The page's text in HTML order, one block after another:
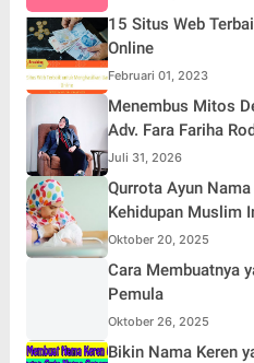
15 Situs Web
Online
Februari 01, 2023
Menembus Mitos
Adv. Fara Fariha
Simpati Publik dan
Juli 31, 2026
Qurrota Ayun
Kehidupan Muslim
Oktober 20, 2025
Cara Membuatnya
Pemula
Oktober 26, 2025
Bikin Nama Keren